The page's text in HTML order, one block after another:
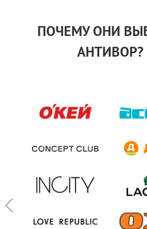
ПОЧЕМУ ОНИ
АНТИВОР?